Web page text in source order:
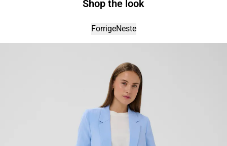
Shop the look
ForrigeNeste